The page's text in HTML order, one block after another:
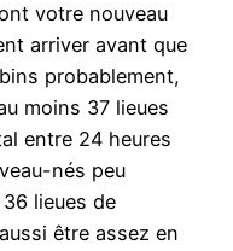
votre nouveau
arriver avant que
probablement,
moins 37 lieues
entre 24 heures
nés peu
lieues de
être assez en